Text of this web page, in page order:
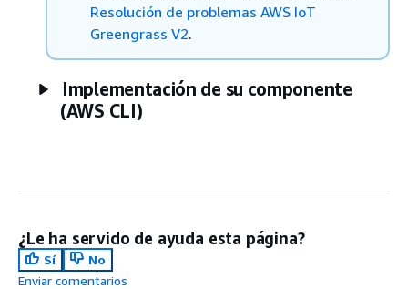
Resolución de problemas AWS IoT
Greengrass V2.
Implementación de su componente
(AWS CLI)
¿Le ha servido de ayuda esta página?
Sí
No
Enviar comentarios